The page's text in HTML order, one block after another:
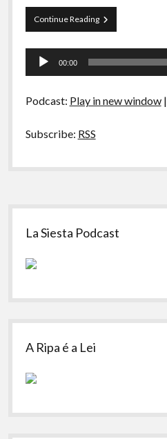
Arquivo CDR
Papo Tranqueira
A Ripa É a Lei
Preliminares
Continue ReadingCurva
de
–
Tocador
00:00
Podcast: Play in new window|
Subscribe: RSS
Sidebar
La Siesta Podcast
A Ripa é a Lei